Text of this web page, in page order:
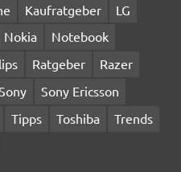
Kaufratgeber
LG
Nokia
Notebook
Ratgeber
Razer
Sony Ericsson
Tipps Toshiba
Trends